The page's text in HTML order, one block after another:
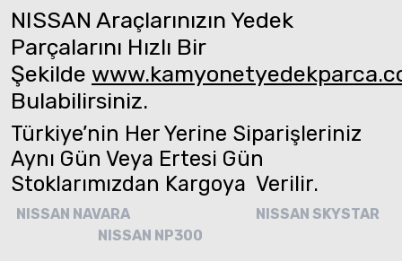
NISSAN Araçlarınızın Yedek
Parçalarını Hızlı Bir
Şekilde
Bulabilirsiniz.
Türkiye’nin Her Yerine Siparişleriniz
Aynı Gün Veya Ertesi Gün
Stoklarımızdan Kargoya Verilir.
NISSAN NAVARA
NISSAN SKYSTAR
NISSAN NP300